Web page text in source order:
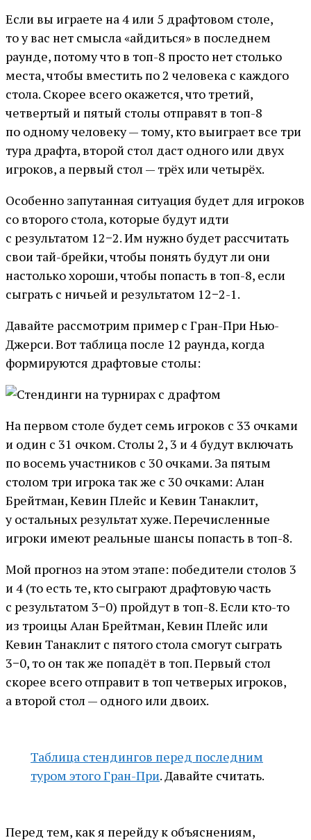
Если вы играете на 4 или 5 драфтовом столе,
то у вас нет смысла «айдиться» в последнем
раунде, потому что в топ-8 просто нет столько
места, чтобы вместить по 2 человека с каждого
стола. Скорее всего окажется, что третий,
четвертый и пятый столы отправят в топ-8
по одному человеку — тому, кто выиграет все три
тура драфта, второй стол даст одного или двух
игроков, а первый стол — трёх или четырёх.
Особенно запутанная ситуация будет для игроков
со второго стола, которые будут идти
с результатом 12−2. Им нужно будет рассчитать
свои тай-брейки, чтобы понять будут ли они
настолько хороши, чтобы попасть в топ-8, если
сыграть с ничьей и результатом 12−2-1.
Давайте рассмотрим пример с Гран-При Нью-
Джерси. Вот таблица после 12 раунда, когда
формируются драфтовые столы:
На первом столе будет семь игроков с 33 очками
и один с 31 очком. Столы 2, 3 и 4 будут включать
по восемь участников с 30 очками. За пятым
столом три игрока так же с 30 очками: Алан
Брейтман, Кевин Плейс и Кевин Танаклит,
у остальных результат хуже. Перечисленные
игроки имеют реальные шансы попасть в топ-8.
Мой прогноз на этом этапе: победители столов 3
и 4 (то есть те, кто сыграют драфтовую часть
с результатом 3−0) пройдут в топ-8. Если кто-то
из троицы Алан Брейтман, Кевин Плейс или
Кевин Танаклит с пятого стола смогут сыграть
3−0, то он так же попадёт в топ. Первый стол
скорее всего отправит в топ четверых игроков,
а второй стол — одного или двоих.
Таблица стендингов перед последним
туром этого Гран-При. Давайте считать.
Перед тем, как я перейду к объяснениям,